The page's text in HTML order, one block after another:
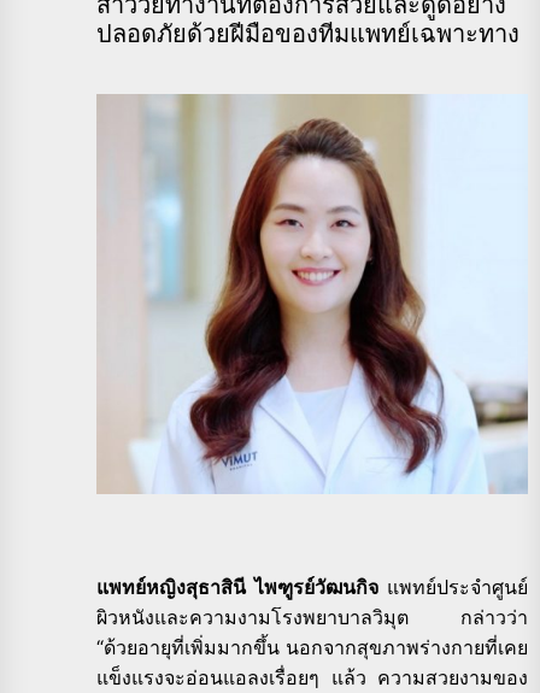
ปลอดภัยด้วยฝีมือของทีมแพทย์เฉพาะทาง
แพทย์หญิงสุธาสินี ไพฑูรย์วัฒนกิจแพทย์ประจำศูนย์
ผิวหนังและความงามโรงพยาบาลวิมุต กล่าวว่า
“ด้วยอายุที่เพิ่มมากขึ้น นอกจากสุขภาพร่างกายที่เคย
แข็งแรงจะอ่อนแอลงเรื่อยๆ แล้ว ความสวยงามของ